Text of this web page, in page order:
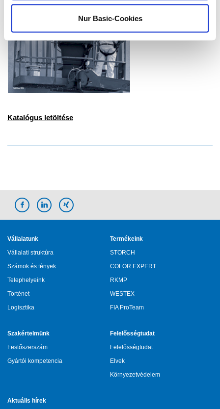
Nur Basic-Cookies
Katalógus letöltése
Vállalatunk
Vállalati struktúra
Számok és tények
Telephelyeink
Történet
Logisztika
Termékeink
STORCH
COLOR EXPERT
RKMP
WESTEX
FIA ProTeam
Szakértelmünk
Festőszerszám
Gyártói kompetencia
Felelősségtudat
Felelősségtudat
Elvek
Környezetvédelem
Aktuális hírek